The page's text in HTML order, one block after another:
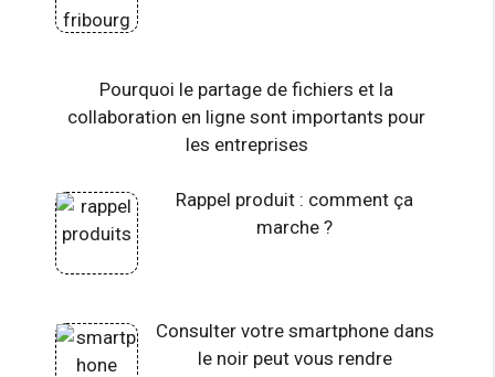
Pourquoi le partage de fichiers et la
collaboration en ligne sont importants pour
les entreprises
Rappel produit : comment ça
marche ?
Consulter votre smartphone dans
le noir peut vous rendre